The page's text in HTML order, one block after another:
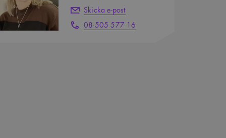
Skicka e-post
08-505 577 16